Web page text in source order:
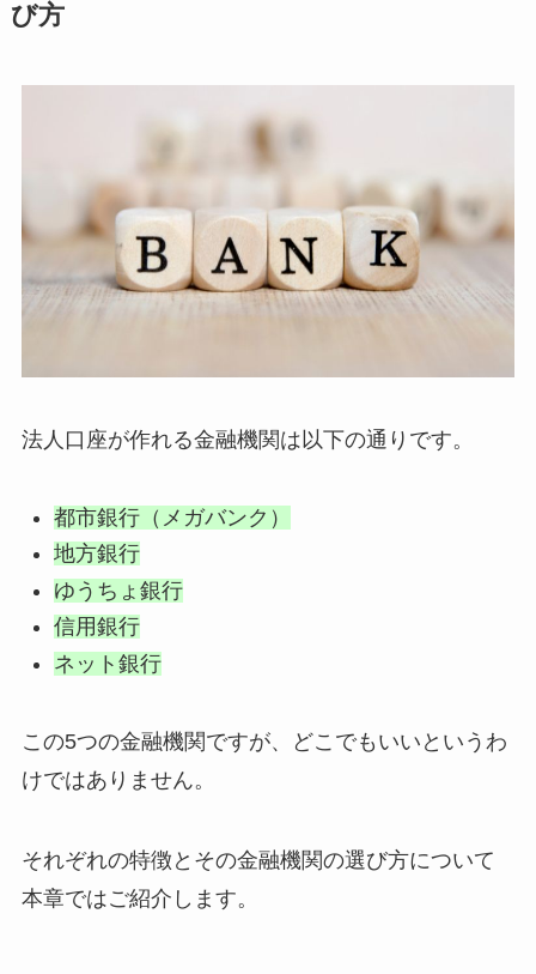
び方
法人口座が作れる金融機関は以下の通りです。
都市銀行（メガバンク）
地方銀行
ゆうちょ銀行
信用銀行
ネット銀行
この5つの金融機関ですが、どこでもいいというわ
けではありません。
それぞれの特徴とその金融機関の選び方について
本章ではご紹介します。